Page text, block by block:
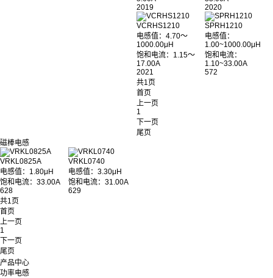
2019
2020
VCRHS1210
电感值：4.70～
1000.00μH
饱和电流：1.15～
17.00A
2021
SPRH1210
电感值：
1.00~1000.00μH
饱和电流：
1.10~33.00A
572
共1页
首页
上一页
1
下一页
尾页
磁棒电感
VRKL0825A
电感值：1.80μH
饱和电流：33.00A
628
VRKL0740
电感值：3.30μH
饱和电流：31.00A
629
共1页
首页
上一页
1
下一页
尾页
产品中心
功率电感